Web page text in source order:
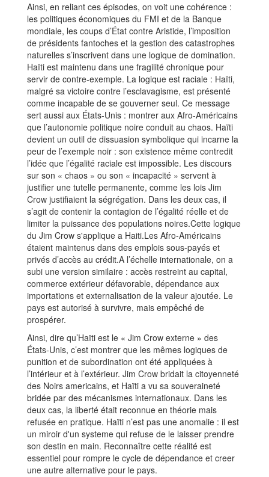
Ainsi, en reliant ces épisodes, on voit une cohérence :
les politiques économiques du FMI et de la Banque
mondiale, les coups d’État contre Aristide, l’imposition
de présidents fantoches et la gestion des catastrophes
naturelles s’inscrivent dans une logique de domination.
Haïti est maintenu dans une fragilité chronique pour
servir de contre-exemple. La logique est raciale : Haïti,
malgré sa victoire contre l’esclavagisme, est présenté
comme incapable de se gouverner seul. Ce message
sert aussi aux États-Unis : montrer aux Afro-Américains
que l’autonomie politique noire conduit au chaos. Haïti
devient un outil de dissuasion symbolique qui incarne la
peur de l’exemple noir : son existence même contredit
l’idée que l’égalité raciale est impossible. Les discours
sur son « chaos » ou son « incapacité » servent à
justifier une tutelle permanente, comme les lois Jim
Crow justifiaient la ségrégation. Dans les deux cas, il
s’agit de contenir la contagion de l’égalité réelle et de
limiter la puissance des populations noires.Cette logique
du Jim Crow s'applique a Haiti.Les Afro‑Américains
étaient maintenus dans des emplois sous‑payés et
privés d’accès au crédit.A l’échelle internationale, on a
subi une version similaire : accès restreint au capital,
commerce extérieur défavorable, dépendance aux
importations et externalisation de la valeur ajoutée. Le
pays est autorisé à survivre, mais empêché de
prospérer.
Ainsi, dire qu’Haïti est le « Jim Crow externe » des
États‑Unis, c’est montrer que les mêmes logiques de
punition et de subordination ont été appliquées à
l’intérieur et à l’extérieur. Jim Crow bridait la citoyenneté
des Noirs americains, et Haïti a vu sa souveraineté
bridée par des mécanismes internationaux. Dans les
deux cas, la liberté était reconnue en théorie mais
refusée en pratique. Haïti n’est pas une anomalie : il est
un miroir d'un systeme qui refuse de le laisser prendre
son destin en main. Reconnaître cette réalité est
essentiel pour rompre le cycle de dépendance et creer
une autre alternative pour le pays.